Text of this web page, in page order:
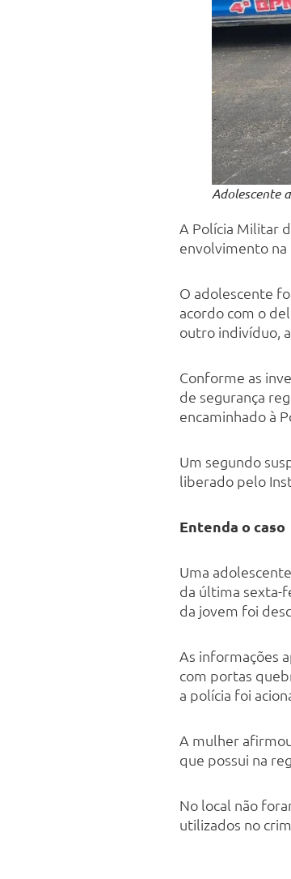
Adolescente
A Polícia Militar
envolvimento na
O adolescente
acordo com o
outro indivíduo,
Conforme as
de segurança
encaminhado à
Um segundo
liberado pelo
Entenda o caso
Uma
da última sexta-
da jovem foi
As informações
com portas
a polícia foi
A mulher
que possui na
No local não
utilizados no